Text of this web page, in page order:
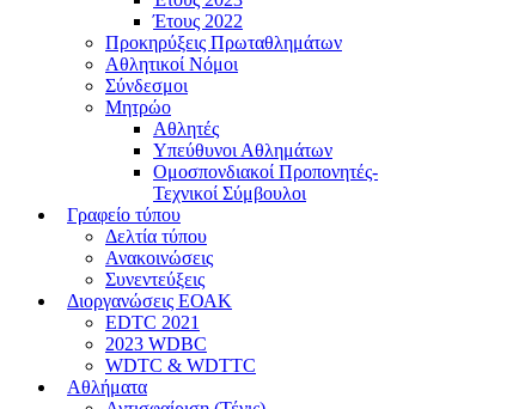
Έτους 2022
Προκηρύξεις Πρωταθλημάτων
Αθλητικοί Νόμοι
Σύνδεσμοι
Μητρώο
Αθλητές
Υπεύθυνοι Αθλημάτων
Ομοσπονδιακοί Προπονητές-
Τεχνικοί Σύμβουλοι
Γραφείο τύπου
Δελτία τύπου
Ανακοινώσεις
Συνεντεύξεις
Διοργανώσεις ΕΟΑΚ
EDTC 2021
2023 WDBC
WDTC & WDTTC
Αθλήματα